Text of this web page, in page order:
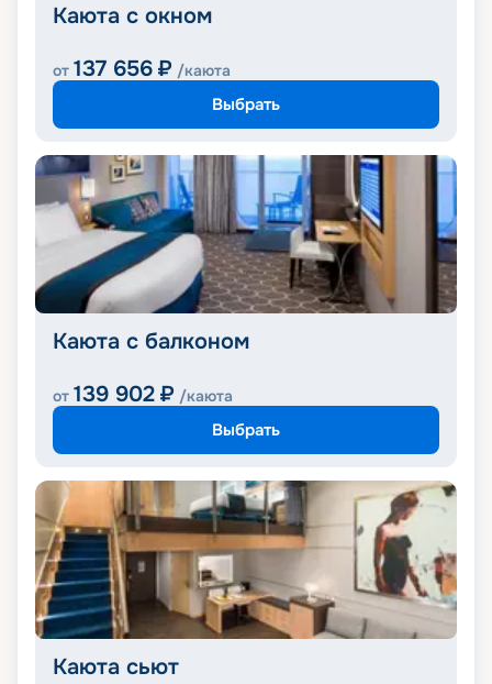
Каюта с окном
от 137 656 ₽ /каюта
Выбрать
Каюта с балконом
от 139 902 ₽ /каюта
Выбрать
Каюта сьют